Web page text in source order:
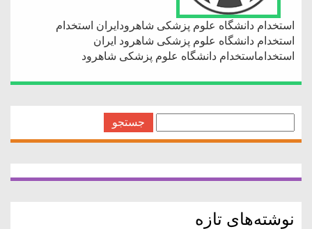
استخدام دانشگاه علوم پزشکی شاهرودایران استخدام
استخدام دانشگاه علوم پزشکی شاهرود ایران
استخداماستخدام دانشگاه علوم پزشکی شاهرود
نوشته‌های تازه